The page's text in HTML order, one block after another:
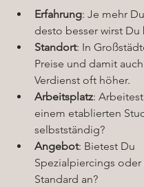
Erfahrung: Je mehr
desto besser wirst Du
Standort: In
Preise und damit
Verdienst oft höher.
Arbeitsplatz:
einem etablierten
selbstständig?
Angebot: Bietest Du
Spezialpiercings oder
Standard an?